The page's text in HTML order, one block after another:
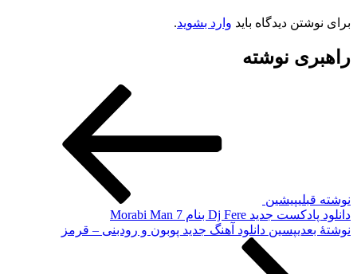
برای نوشتن دیدگاه باید وارد بشوید.
راهبری نوشته
نوشته قبلیپیشین
دانلود پادکست جدید Dj Fere بنام Morabi Man 7
نوشته‌ٔ بعدیپسین دانلود آهنگ جدید پوبون و رودبنی – ‌قرمز